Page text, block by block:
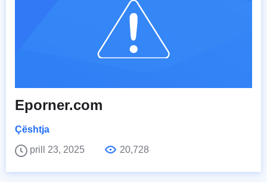
Eporner.com
Çështja
prill 23, 2025
20,728